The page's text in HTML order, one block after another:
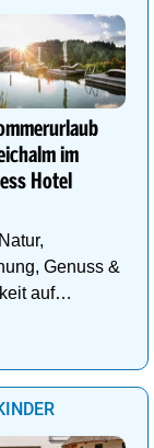
im
Hotel
Genuss &
auf